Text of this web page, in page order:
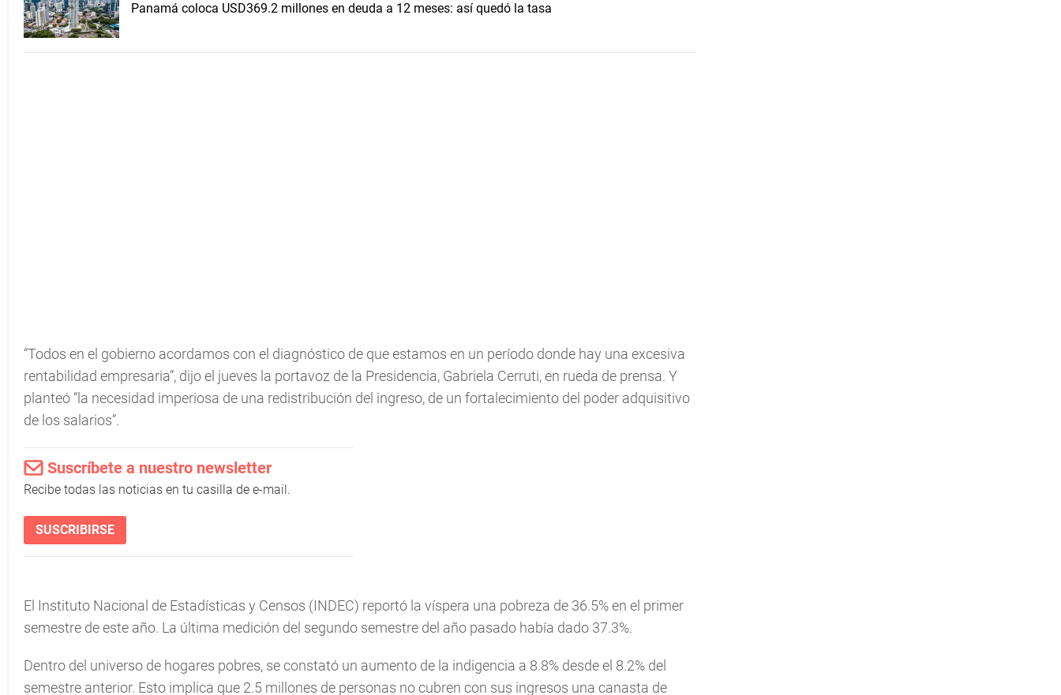
Panamá coloca USD369.2 millones en deuda a 12 meses: así quedó la tasa
“Todos en el gobierno acordamos con el diagnóstico de que estamos en un período donde hay una excesiva
rentabilidad empresaria”, dijo el jueves la portavoz de la Presidencia, Gabriela Cerruti, en rueda de prensa. Y
planteó “la necesidad imperiosa de una redistribución del ingreso, de un fortalecimiento del poder adquisitivo
de los salarios”.
Suscríbete a nuestro newsletter
Recibe todas las noticias en tu casilla de e-mail.
SUSCRIBIRSE
El Instituto Nacional de Estadísticas y Censos (INDEC) reportó la víspera una pobreza de 36.5% en el primer
semestre de este año. La última medición del segundo semestre del año pasado había dado 37.3%.
Dentro del universo de hogares pobres, se constató un aumento de la indigencia a 8.8% desde el 8.2% del
semestre anterior. Esto implica que 2.5 millones de personas no cubren con sus ingresos una canasta de